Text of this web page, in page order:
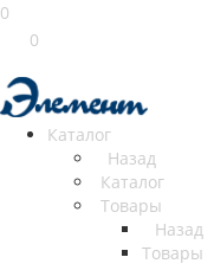
0
0
Каталог
Назад
Каталог
Товары
Назад
Товары